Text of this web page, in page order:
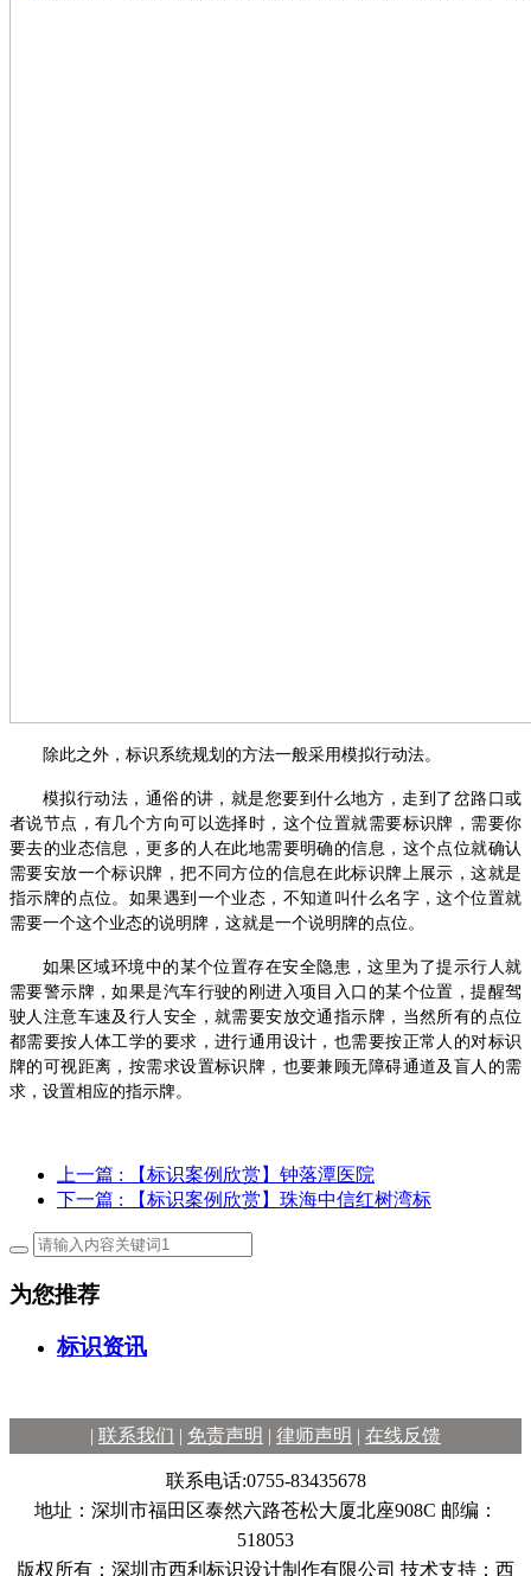
除此之外，标识系统规划的方法一般采用模拟行动法。
模拟行动法，通俗的讲，就是您要到什么地方，走到了岔路口或
者说节点，有几个方向可以选择时，这个位置就需要标识牌，需要你
要去的业态信息，更多的人在此地需要明确的信息，这个点位就确认
需要安放一个标识牌，把不同方位的信息在此标识牌上展示，这就是
指示牌的点位。如果遇到一个业态，不知道叫什么名字，这个位置就
需要一个这个业态的说明牌，这就是一个说明牌的点位。
如果区域环境中的某个位置存在安全隐患，这里为了提示行人就
需要警示牌，如果是汽车行驶的刚进入项目入口的某个位置，提醒驾
驶人注意车速及行人安全，就需要安放交通指示牌，当然所有的点位
都需要按人体工学的要求，进行通用设计，也需要按正常人的对标识
牌的可视距离，按需求设置标识牌，也要兼顾无障碍通道及盲人的需
求，设置相应的指示牌。
上一篇 : 【标识案例欣赏】钟落潭医院
下一篇 : 【标识案例欣赏】珠海中信红树湾标
为您推荐
标识资讯
| 联系我们 | 免责声明 | 律师声明 | 在线反馈
联系电话:0755-83435678
地址：深圳市福田区泰然六路苍松大厦北座908C 邮编：
518053
版权所有：深圳市西利标识设计制作有限公司 技术支持：西